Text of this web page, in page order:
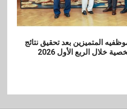
المتميزين بعد تحقيق نتائج
خلال الربع الأول 2026